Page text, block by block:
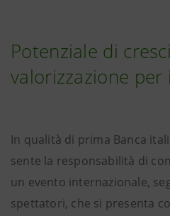
Potenziale di
valorizzazione per
In qualità di prima Banca
sente la responsabilità di
un evento internazionale,
spettatori, che si presenta